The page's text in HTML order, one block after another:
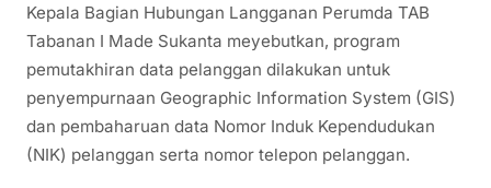
Kepala Bagian Hubungan Langganan Perumda TAB
Tabanan I Made Sukanta meyebutkan, program
pemutakhiran data pelanggan dilakukan untuk
penyempurnaan Geographic Information System (GIS)
dan pembaharuan data Nomor Induk Kependudukan
(NIK) pelanggan serta nomor telepon pelanggan.